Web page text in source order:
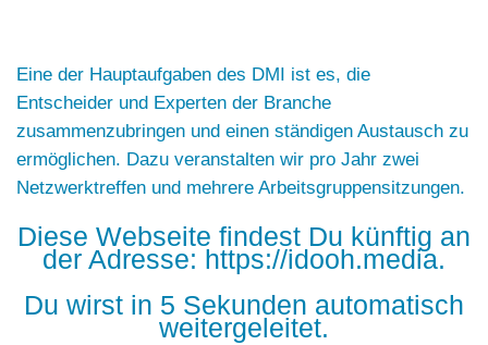
Eine der Hauptaufgaben des DMI ist es, die
Entscheider und Experten der Branche
zusammenzubringen und einen ständigen Austausch zu
ermöglichen. Dazu veranstalten wir pro Jahr zwei
Netzwerktreffen und mehrere Arbeitsgruppensitzungen.
Diese Webseite findest Du künftig an
der Adresse: https://idooh.media.
Du wirst in 5 Sekunden automatisch
weitergeleitet.